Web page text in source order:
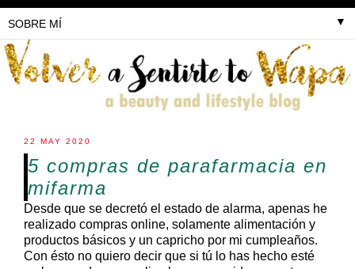
▼
22 MAY 2020
5 compras de parafarmacia en
mifarma
Desde que se decretó el estado de alarma, apenas he
realizado compras online, solamente alimentación y
productos básicos y un capricho por mi cumpleaños.
Con ésto no quiero decir que si tú lo has hecho esté